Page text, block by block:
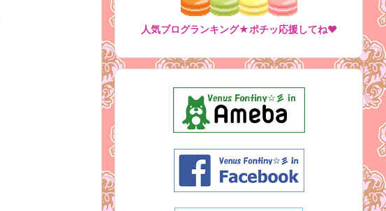
人気ブログランキング★ポチッ応援してね♥